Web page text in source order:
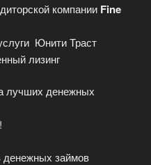
компании Fine
Юнити Траст
лизинг
лучших денежных
займов